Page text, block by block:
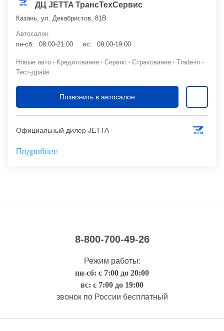
ДЦ JETTA ТрансТехСервис
Казань, ул. Декабристов, 81В
Автосалон
пн-сб:
08:00-21:00 вс: 09:00-19:00
Новые авто Кредитование Сервис Страхование
Trade-in
Тест-драйв
Позвонить в автосалон
Официальный дилер JETTA
Подробнее
8-800-700-49-26
Режим работы:
пн-сб: с 7:00 до 20:00
вс: с 7:00 до 19:00
звонок по России бесплатный